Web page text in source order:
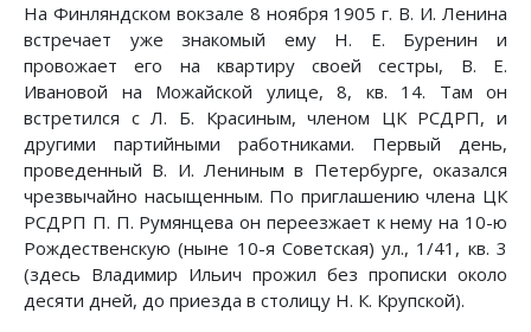
На Финляндском вокзале 8 ноября 1905 г. В. И. Ленина
встречает уже знакомый ему Н. Е. Буренин и
провожает его на квартиру своей сестры, В. Е.
Ивановой на Можайской улице, 8, кв. 14. Там он
встретился с Л. Б. Красиным, членом ЦК РСДРП, и
другими партийными работниками. Первый день,
проведенный В. И. Лениным в Петербурге, оказался
чрезвычайно насыщенным. По приглашению члена ЦК
РСДРП П. П. Румянцева он переезжает к нему на 10-ю
Рождественскую (ныне 10-я Советская) ул., 1/41, кв. 3
(здесь Владимир Ильич прожил без прописки около
десяти дней, до приезда в столицу Н. К. Крупской).